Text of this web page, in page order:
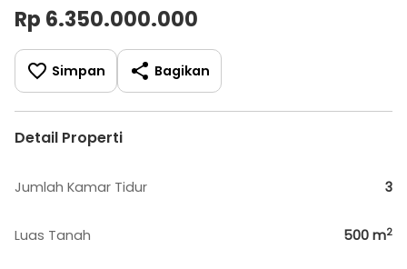
Rp 6.350.000.000
Simpan Bagikan
Detail Properti
Jumlah Kamar Tidur 3
Luas Tanah 500 m2